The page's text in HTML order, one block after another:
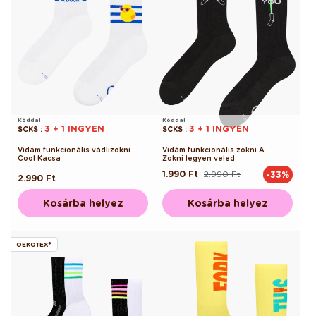
Kóddal
SCKS : 3 + 1 INGYEN
Vidám funkcionális vádlizokni
Cool Kacsa
Normál
ár
2.990 Ft
Kosárba helyez
Kóddal
SCKS : 3 + 1 INGYEN
Vidám funkcionális zokni A
Zokni legyen veled
Normál
2.990 Ft
Akciós
1.990 Ft -33%
Kosárba helyez
OEKOTEX®